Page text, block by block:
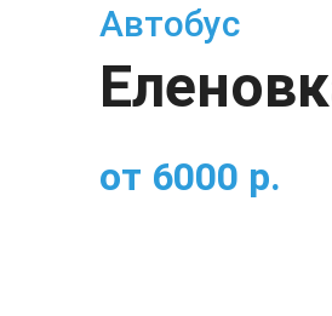
Автобус
от 6000 р.